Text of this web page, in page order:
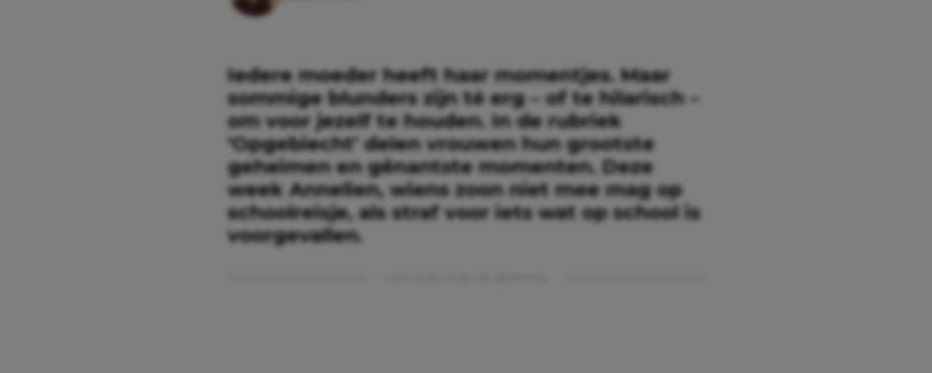
Iedere moeder heeft haar momentjes. Maar
sommige blunders zijn té erg – of te hilarisch –
om voor jezelf te houden. In de rubriek
‘Opgebiecht’ delen vrouwen hun grootste
geheimen en gênantste momenten. Deze
week Annelien, wiens zoon niet mee mag op
schoolreisje, als straf voor iets wat op school is
voorgevallen.